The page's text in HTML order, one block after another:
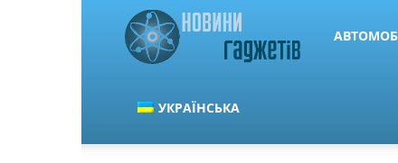
Новини
УКРАЇНСЬКА